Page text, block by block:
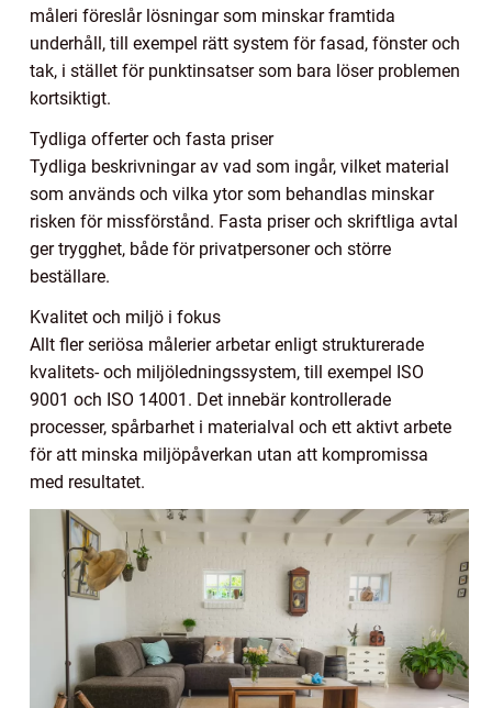
måleri föreslår lösningar som minskar framtida
underhåll, till exempel rätt system för fasad, fönster och
tak, i stället för punktinsatser som bara löser problemen
kortsiktigt.
Tydliga offerter och fasta priser
Tydliga beskrivningar av vad som ingår, vilket material
som används och vilka ytor som behandlas minskar
risken för missförstånd. Fasta priser och skriftliga avtal
ger trygghet, både för privatpersoner och större
beställare.
Kvalitet och miljö i fokus
Allt fler seriösa målerier arbetar enligt strukturerade
kvalitets- och miljöledningssystem, till exempel ISO
9001 och ISO 14001. Det innebär kontrollerade
processer, spårbarhet i materialval och ett aktivt arbete
för att minska miljöpåverkan utan att kompromissa
med resultatet.